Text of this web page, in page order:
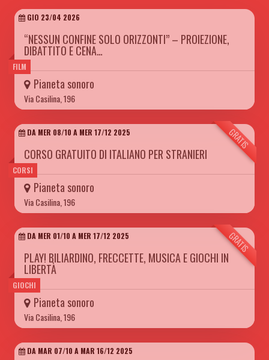
FILM
GIO 23/04 2026
“NESSUN CONFINE SOLO ORIZZONTI” – PROIEZIONE,
DIBATTITO E CENA…
Pianeta sonoro
Via Casilina, 196
CORSI
GRATIS
DA MER 08/10 A MER 17/12 2025
CORSO GRATUITO DI ITALIANO PER STRANIERI
Pianeta sonoro
Via Casilina, 196
GIOCHI
GRATIS
DA MER 01/10 A MER 17/12 2025
PLAY! BILIARDINO, FRECCETTE, MUSICA E GIOCHI IN
LIBERTÀ
Pianeta sonoro
Via Casilina, 196
DA MAR 07/10 A MAR 16/12 2025